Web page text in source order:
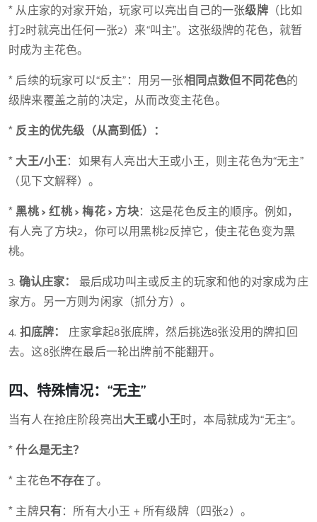
* 从庄家的对家开始，玩家可以亮出自己的一张级牌（比如
打2时就亮出任何一张2）来“叫主”。这张级牌的花色，就暂
时成为主花色。
* 后续的玩家可以“反主”：用另一张相同点数但不同花色的
级牌来覆盖之前的决定，从而改变主花色。
*反主的优先级（从高到低）：
*大王/小王：如果有人亮出大王或小王，则主花色为“无主”
（见下文解释）。
*黑桃 > 红桃 > 梅花 > 方块：这是花色反主的顺序。例如，
有人亮了方块2，你可以用黑桃2反掉它，使主花色变为黑
桃。
3. 确认庄家： 最后成功叫主或反主的玩家和他的对家成为庄
家方。另一方则为闲家（抓分方）。
4. 扣底牌： 庄家拿起8张底牌，然后挑选8张没用的牌扣回
去。这8张牌在最后一轮出牌前不能翻开。
四、特殊情况：“无主”
当有人在抢庄阶段亮出大王或小王时，本局就成为“无主”。
*什么是无主？
* 主花色不存在了。
* 主牌只有：所有大小王 + 所有级牌（四张2）。